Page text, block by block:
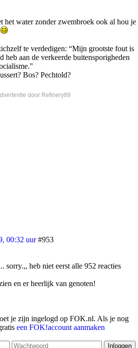
het water zonder zwembroek ook al hou je
te verdedigen: “Mijn grootste fout is
heb aan de verkeerde buitensporigheden
Bos? Pechtold?
door Refinery89
00:32 uur #953
sorry.,, heb niet eerst alle 952 reacties
en er heerlijk van genoten!
je zijn ingelogd op FOK.nl. Als je nog
een FOK!account aanmaken